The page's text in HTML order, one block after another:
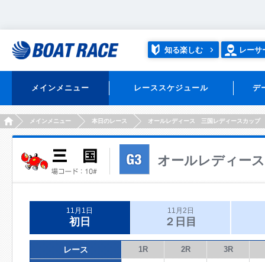
知る楽しむ レーサ
メインメニュー レーススケジュール デ
HOMEメインメニュー 本日のレース オールレディース 三国レディースカップ
オールレディー
11月1日
初日
11月2日
２日目
レース 1R 2R 3R